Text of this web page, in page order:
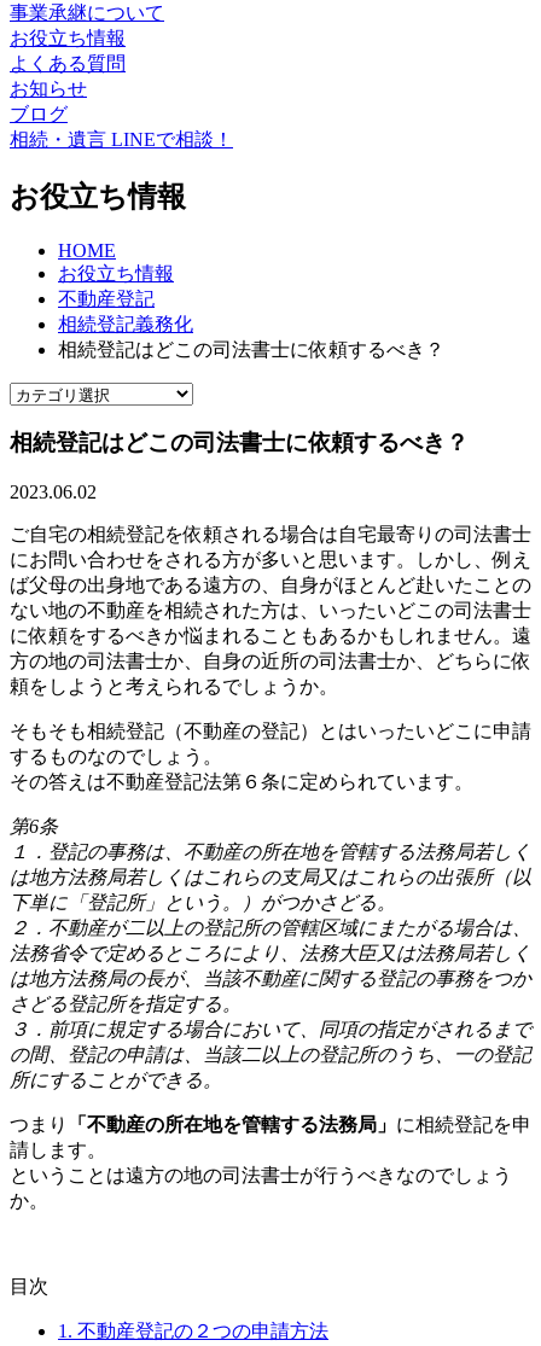
事業承継について
お役立ち情報
よくある質問
お知らせ
ブログ
相続・遺言 LINEで相談！
お役立ち情報
HOME
お役立ち情報
不動産登記
相続登記義務化
相続登記はどこの司法書士に依頼するべき？
相続登記はどこの司法書士に依頼するべき？
2023.06.02
ご自宅の相続登記を依頼される場合は自宅最寄りの司法書士
にお問い合わせをされる方が多いと思います。しかし、例え
ば父母の出身地である遠方の、自身がほとんど赴いたことの
ない地の不動産を相続された方は、いったいどこの司法書士
に依頼をするべきか悩まれることもあるかもしれません。遠
方の地の司法書士か、自身の近所の司法書士か、どちらに依
頼をしようと考えられるでしょうか。
そもそも相続登記（不動産の登記）とはいったいどこに申請
するものなのでしょう。
その答えは不動産登記法第６条に定められています。
第6条
１．登記の事務は、不動産の所在地を管轄する法務局若しく
は地方法務局若しくはこれらの支局又はこれらの出張所（以
下単に「登記所」という。）がつかさどる。
２．不動産が二以上の登記所の管轄区域にまたがる場合は、
法務省令で定めるところにより、法務大臣又は法務局若しく
は地方法務局の長が、当該不動産に関する登記の事務をつか
さどる登記所を指定する。
３．前項に規定する場合において、同項の指定がされるまで
の間、登記の申請は、当該二以上の登記所のうち、一の登記
所にすることができる。
つまり 「不動産の所在地を管轄する法務局」 に相続登記を申
請します。
ということは遠方の地の司法書士が行うべきなのでしょう
か。
目次
1. 不動産登記の２つの申請方法